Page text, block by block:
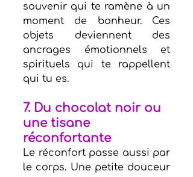
souvenir qui te ramène à un
moment de bonheur. Ces
objets deviennent des
ancrages émotionnels et
spirituels qui te rappellent
qui tu es.
7. Du chocolat noir ou
une tisane
réconfortante
Le réconfort passe aussi par
le corps. Une petite douceur